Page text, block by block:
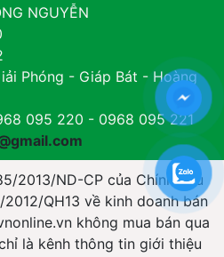
NGUYỄN
Phóng - Giáp Bát - Hoàng
095 220 - 0968 095 221
2013/ND-CP của Chính Phủ
QH13 về kinh doanh bán
không mua bán qua
là kênh thông tin giới thiệu